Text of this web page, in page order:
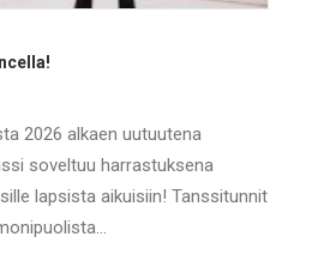
2026 alkaen uutuutena
soveltuu harrastuksena
lapsista aikuisiin! Tanssitunnit